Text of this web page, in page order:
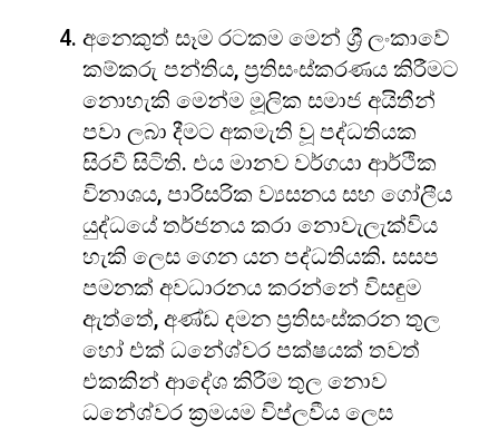
අනෙකුත් සෑම රටකම මෙන් ශ්‍රී ලංකාවේ
කම්කරු පන්තිය, ප්‍රතිසංස්කරණය කිරීමට
නොහැකි මෙන්ම මූලික සමාජ අයිතීන්
පවා ලබා දීමට අකමැති වූ පද්ධතියක
සිරවී සිටිති. එය මානව වර්ගයා ආර්ථික
විනාශය, පාරිසරික ව්‍යසනය සහ ගෝලීය
යුද්ධයේ තර්ජනය කරා නොවැලැක්විය
හැකි ලෙස ගෙන යන පද්ධතියකි. සසප
පමනක් අවධාරනය කරන්නේ විසඳුම
ඇත්තේ, අණ්ඩ දමන ප්‍රතිසංස්කරන තුල
හෝ එක් ධනේශ්වර පක්ෂයක් තවත්
එකකින් ආදේශ කිරීම තුල නොව
ධනේශ්වර ක්‍රමයම විප්ලවීය ලෙස